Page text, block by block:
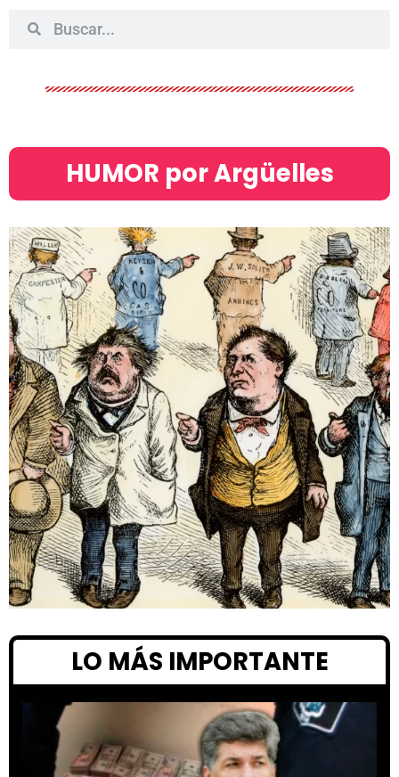
HUMOR por Argüelles​
LO MÁS IMPORTANTE